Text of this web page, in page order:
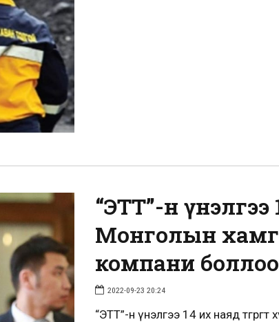
“ЭТТ”-н үнэлгээ
Монголын
компани боллоо
2022-09-23 20:24
“ЭТТ”-н үнэлгээ 14 их наяд